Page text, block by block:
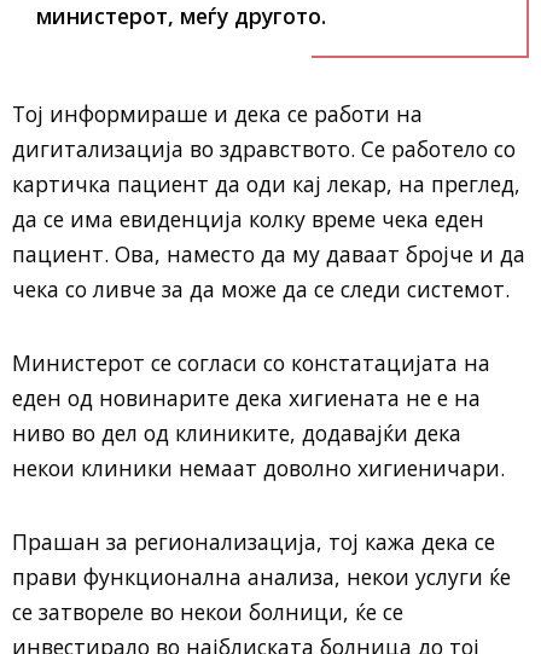
министерот, меѓу другото.
Тој информираше и дека се работи на
дигитализација во здравството. Се работело со
картичка пациент да оди кај лекар, на преглед,
да се има евиденција колку време чека еден
пациент. Ова, наместо да му даваат бројче и да
чека со ливче за да може да се следи системот.
Министерот се согласи со констатацијата на
еден од новинарите дека хигиената не е на
ниво во дел од клиниките, додавајќи дека
некои клиники немаат доволно хигиеничари.
Прашан за регионализација, тој кажа дека се
прави функционална анализа, некои услуги ќе
се затвореле во некои болници, ќе се
инвестирало во најблиската болница до тој